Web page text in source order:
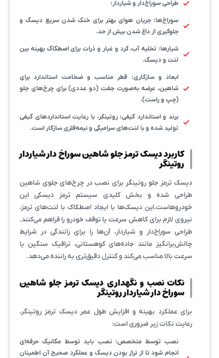
طراحی سوراخ‌دار و شیاردار:
سوراخ‌ها: جریان هوای بهتر برای خنک شدن سریع دیسک و
جلوگیری از داغ شدن بیش از حد.
شیارها: تخلیه آب، گرد و غبار و ذرات برای اصطکاک بهینه بین
لنت و دیسک.
ابعاد و سازگاری: قطر مناسب و ضخامت استاندارد برای
شاهین، عرضه به‌صورت جفت (دو عددی) برای چرخ‌های جلو
(چپ و راست).
برند و استاندارد کیفی: روتینگر، با رعایت استانداردهای کیفی
تولید شده و با لنت‌های سرامیکی و نیمه‌فلزی سازگار است.
کاربرد دیسک ترمز جلو شاهین سوراخ دار شیاردار
روتینگر
دیسک ترمز جلو روتینگر برای نصب در چرخ‌های جلوی شاهین
طراحی شده و بخش کلیدی سیستم ترمز دیسکی این
خودروهاست.این دیسک‌ها با ایجاد اصطکاک با لنت‌های ترمز،
نیروی لازم برای کاهش سرعت یا توقف خودرو را فراهم می‌کنند.
طراحی سوراخ‌دار و شیاردار، آن‌ها را برای رانندگی در شرایط
چالش‌برانگیز مانند جاده‌های کوهستانی، ترافیک سنگین یا
سرعت بالا مناسب می‌کند و کنترل دقیق‌تری به راننده می‌دهد.
نکات نصب و نگهداری دیسک ترمز جلو شاهین
سوراخ دار شیاردار روتینگر
برای عملکرد بهینه و افزایش طول عمر دیسک ترمز روتینگر،
رعایت نکات زیر ضروری است:
نصب توسط متخصص: نصب باید توسط مکانیک حرفه‌ای
انجام شود تا از تراز بودن دیسک و عملکرد صحیح آن اطمینان